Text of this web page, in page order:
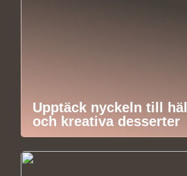
Upptäck nyckeln till
och kreativa desserter